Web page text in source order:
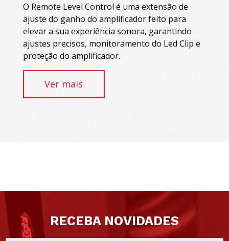
O Remote Level Control é uma extensão de
ajuste do ganho do amplificador feito para
elevar a sua experiência sonora, garantindo
ajustes precisos, monitoramento do Led Clip e
proteção do amplificador.
Ver mais
RECEBA NOVIDADES